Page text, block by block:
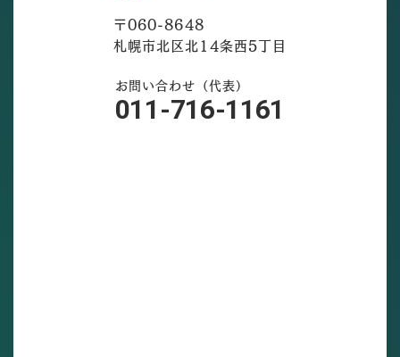
〒060-8648
札幌市北区北14条西5丁目
お問い合わせ（代表）
011-716-1161